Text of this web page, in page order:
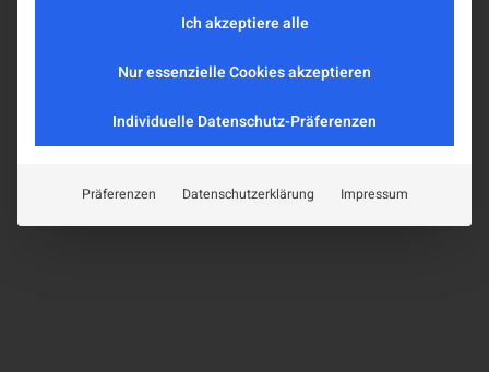
Ich akzeptiere alle
Nur essenzielle Cookies akzeptieren
Individuelle Datenschutz-Präferenzen
Präferenzen Datenschutzerklärung Impressum